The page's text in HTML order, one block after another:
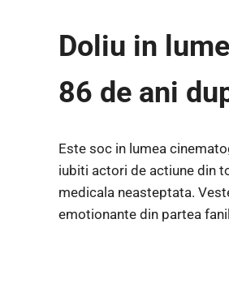
Doliu in
86 de ani
Este soc in lumea
iubiti actori de actiune din
medicala neasteptata.
emotionante din partea